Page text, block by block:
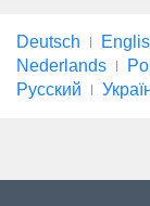
Deutsch
Nederlands
Русский